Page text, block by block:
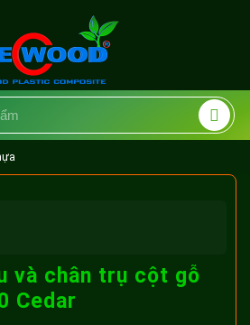
và chân trụ cột gỗ
Cedar